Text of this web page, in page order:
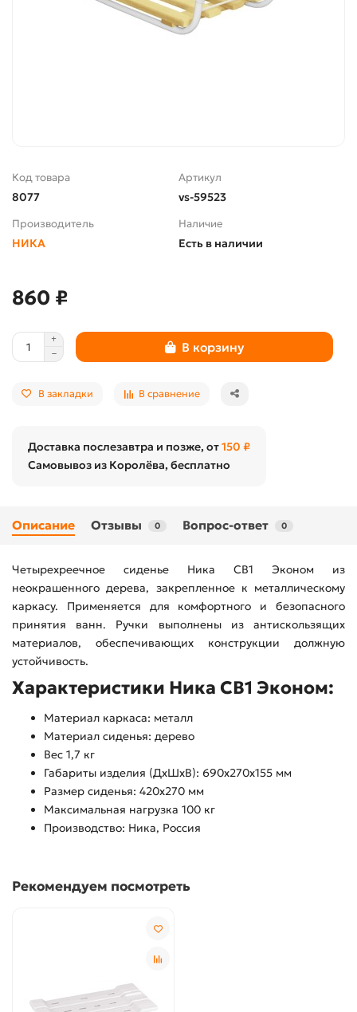
Код товара
8077
Артикул
vs-59523
Производитель
НИКА
Наличие
Есть в наличии
860 ₽
В корзину
В закладки В сравнение
Доставка послезавтра и позже, от150 ₽
Самовывоз из Королёва, бесплатно
Описание Отзывы 0 Вопрос-ответ 0
Четырехреечное сиденье Ника СВ1 Эконом из
неокрашенного дерева, закрепленное к металлическому
каркасу. Применяется для комфортного и безопасного
принятия ванн. Ручки выполнены из антискользящих
материалов, обеспечивающих конструкции должную
устойчивость.
Характеристики Ника СВ1 Эконом:
Материал каркаса: металл
Материал сиденья: дерево
Вес 1,7 кг
Габариты изделия (ДхШхВ): 690х270х155 мм
Размер сиденья: 420х270 мм
Максимальная нагрузка 100 кг
Производство: Ника, Россия
Рекомендуем посмотреть